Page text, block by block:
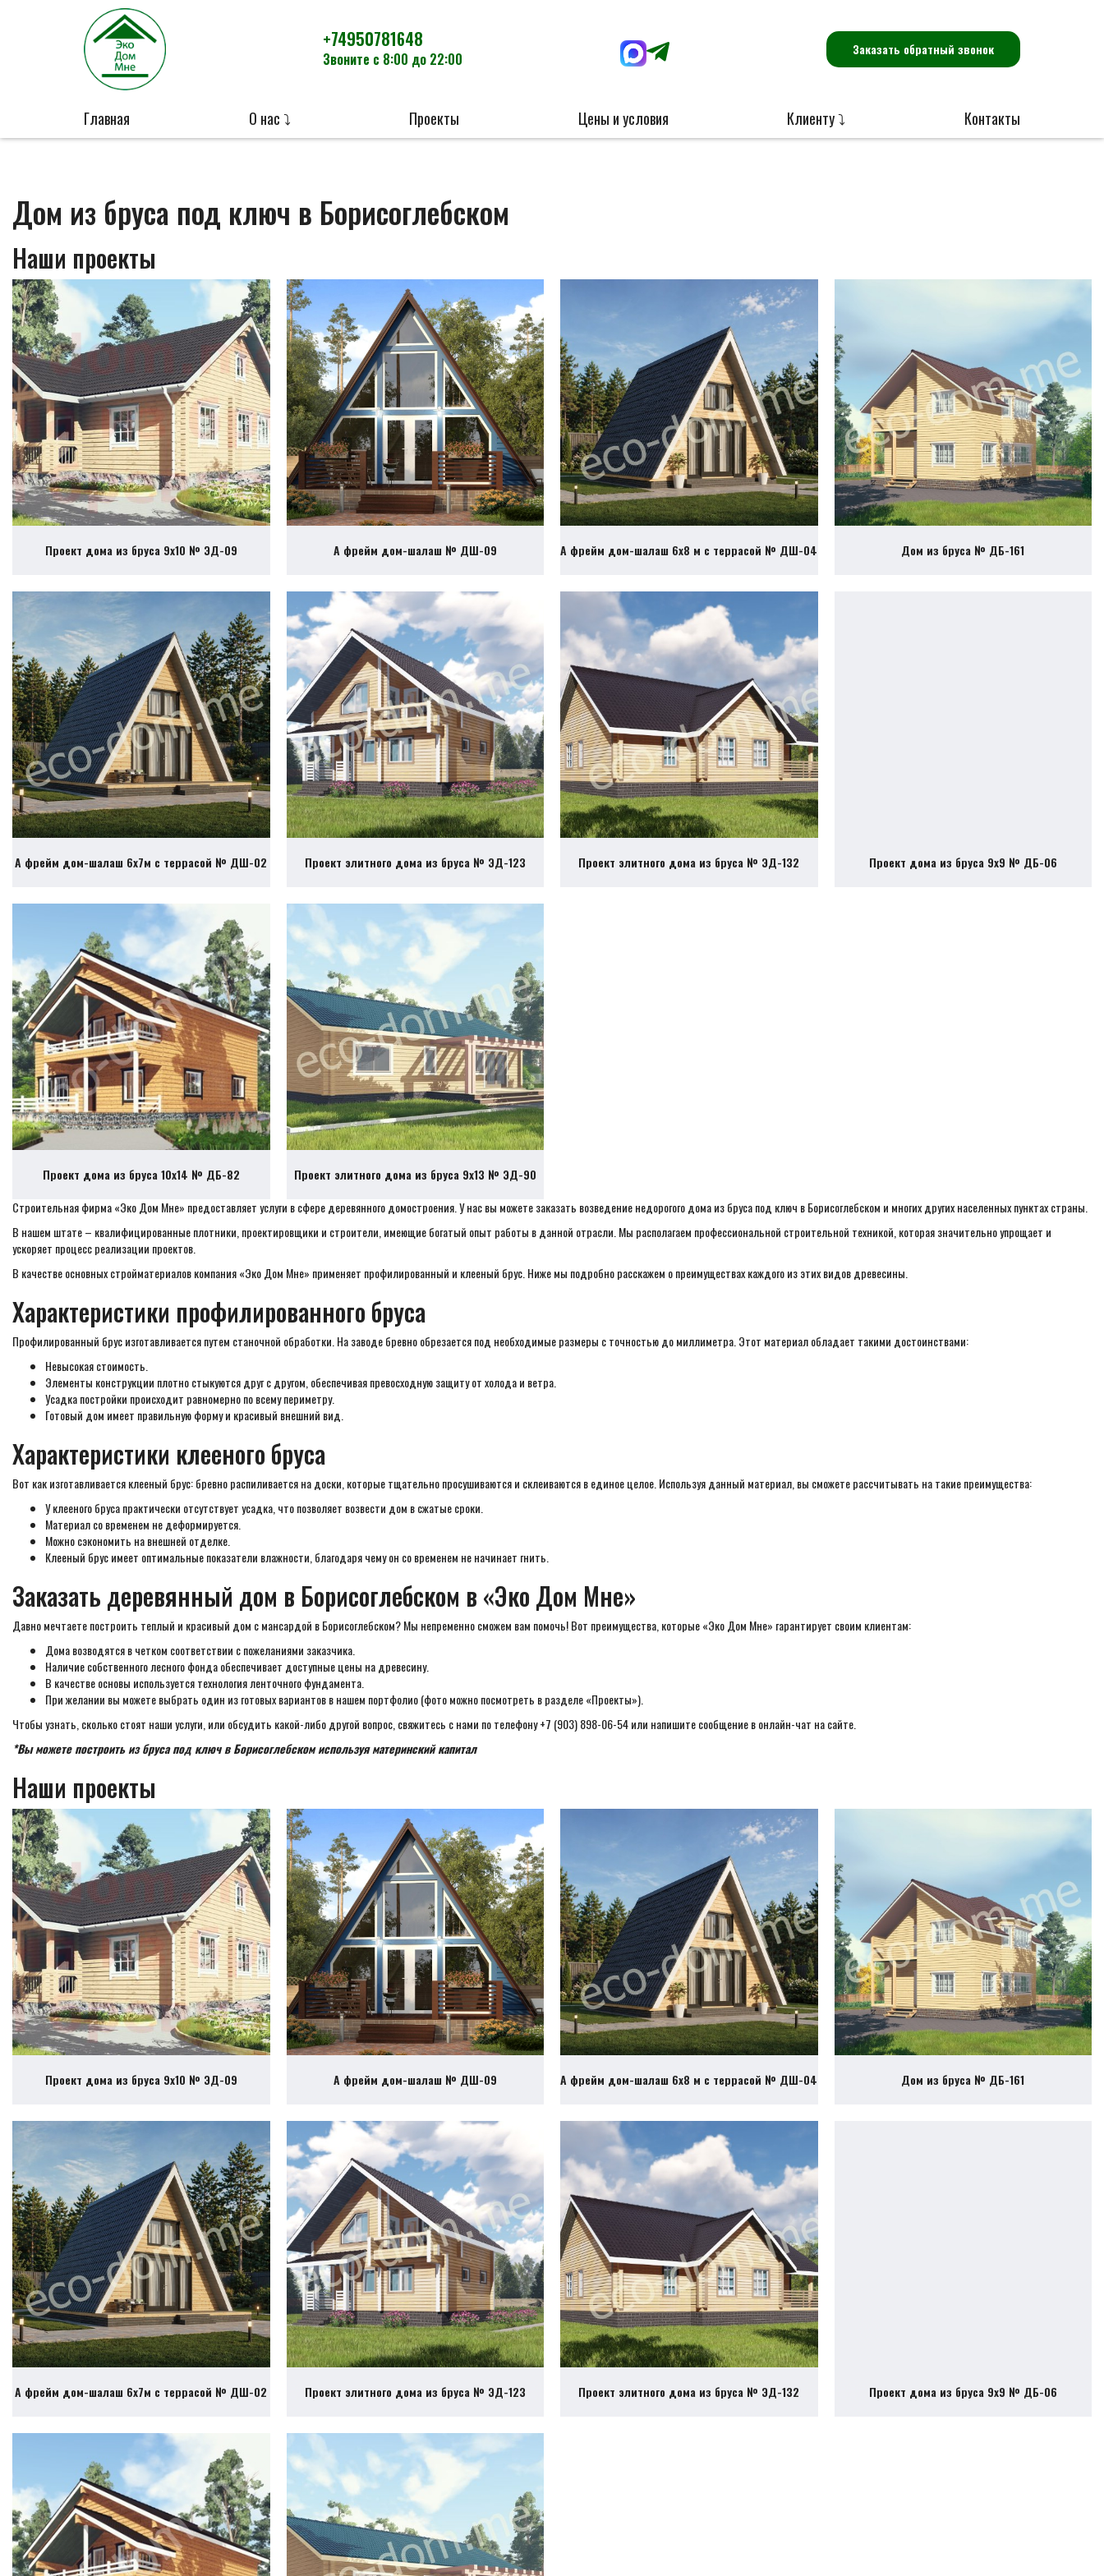
+74950781648
Звоните с 8:00 до 22:00
Заказать обратный звонок
Главная О нас ⤵ Проекты Цены и условия Клиенту ⤵ Контакты
Дом из бруса под ключ в Борисоглебском
Наши проекты
Проект дома из бруса 9х10 № ЭД-09 А фрейм дом-шалаш № ДШ-09 А фрейм дом-шалаш 6х8 м с террасой № ДШ-04 Дом из бруса № ДБ-161
А фрейм дом-шалаш 6х7м с террасой № ДШ-02 Проект элитного дома из бруса № ЭД-123 Проект элитного дома из бруса № ЭД-132 Проект дома из бруса 9х9 № ДБ-06
Проект дома из бруса 10х14 № ДБ-82
Проект элитного дома из бруса 9х13 № ЭД-90
Строительная фирма «Эко Дом Мне» предоставляет услуги в сфере деревянного домостроения. У нас вы можете заказать возведение недорогого дома из бруса под ключ в Борисоглебском и многих других населенных пунктах страны.
В нашем штате – квалифицированные плотники, проектировщики и строители, имеющие богатый опыт работы в данной отрасли. Мы располагаем профессиональной строительной техникой, которая значительно упрощает и
ускоряет процесс реализации проектов.
В качестве основных стройматериалов компания «Эко Дом Мне» применяет профилированный и клееный брус. Ниже мы подробно расскажем о преимуществах каждого из этих видов древесины.
Характеристики профилированного бруса
Профилированный брус изготавливается путем станочной обработки. На заводе бревно обрезается под необходимые размеры с точностью до миллиметра. Этот материал обладает такими достоинствами:
Невысокая стоимость.
Элементы конструкции плотно стыкуются друг с другом, обеспечивая превосходную защиту от холода и ветра.
Усадка постройки происходит равномерно по всему периметру.
Готовый дом имеет правильную форму и красивый внешний вид.
Характеристики клееного бруса
Вот как изготавливается клееный брус: бревно распиливается на доски, которые тщательно просушиваются и склеиваются в единое целое. Используя данный материал, вы сможете рассчитывать на такие преимущества:
У клееного бруса практически отсутствует усадка, что позволяет возвести дом в сжатые сроки.
Материал со временем не деформируется.
Можно сэкономить на внешней отделке.
Клееный брус имеет оптимальные показатели влажности, благодаря чему он со временем не начинает гнить.
Заказать деревянный дом в Борисоглебском в «Эко Дом Мне»
Давно мечтаете построить теплый и красивый дом с мансардой в Борисоглебском? Мы непременно сможем вам помочь! Вот преимущества, которые «Эко Дом Мне» гарантирует своим клиентам:
Дома возводятся в четком соответствии с пожеланиями заказчика.
Наличие собственного лесного фонда обеспечивает доступные цены на древесину.
В качестве основы используется технология ленточного фундамента.
При желании вы можете выбрать один из готовых вариантов в нашем портфолио (фото можно посмотреть в разделе «Проекты»).
Чтобы узнать, сколько стоят наши услуги, или обсудить какой-либо другой вопрос, свяжитесь с нами по телефону +7 (903) 898-06-54 или напишите сообщение в онлайн-чат на сайте.
*Вы можете построить из бруса под ключ в Борисоглебском используя материнский капитал
Наши проекты
Проект дома из бруса 9х10 № ЭД-09 А фрейм дом-шалаш № ДШ-09 А фрейм дом-шалаш 6х8 м с террасой № ДШ-04 Дом из бруса № ДБ-161
А фрейм дом-шалаш 6х7м с террасой № ДШ-02 Проект элитного дома из бруса № ЭД-123 Проект элитного дома из бруса № ЭД-132 Проект дома из бруса 9х9 № ДБ-06